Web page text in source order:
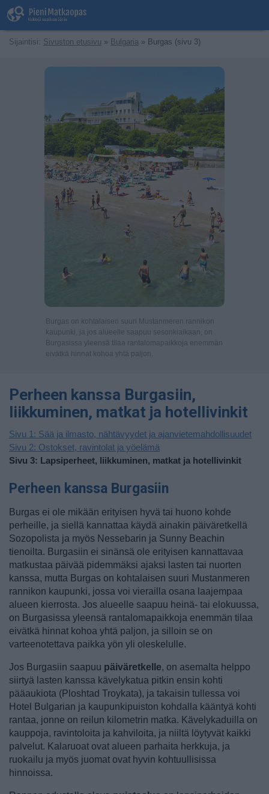
Sijaintisi: Sivuston etusivu » Bulgaria » Burgas (sivu 3)
Burgas on kohtalaisen suuri Mustanmeren rannikon
kaupunki, ja jos alueelle saapuu sesonkiaikaan, on
Burgasissa yleensä tilaa rantalomapaikkoja enemmän
eivätkä hinnat kohoa yhtä paljon.
Perheen kanssa Burgasiin,
liikkuminen, matkat ja hotellivinkit
Sivu 1: Sää ja ilmasto, nähtävyydet ja ajanvietemahdollisuudet
Sivu 2: Ostokset, ravintolat ja yöelämä
Sivu 3: Lapsiperheet, liikkuminen, matkat ja hotellivinkit
Perheen kanssa Burgasiin
Burgas ei ole mikään erityisen hyvä tai huono kohde
perheille, ja siellä kannattaa käydä ainakin päiväretkellä
Sozopolista ja myös Nessebarin ja Sunny Beachin
tienoilta. Burgasiin ei sinänsä ole erityisen kannattavaa
matkustaa päivää pidemmäksi ajaksi lasten tai nuorten
kanssa, mutta Burgas on kohtalaisen suuri Mustanmeren
rannikon kaupunki, jossa voi vierailla osana laajempaa
alueen kierrosta. Jos alueelle saapuu heinä- tai elokuussa,
on Burgasissa yleensä rantalomapaikkoja enemmän tilaa
eivätkä hinnat kohoa yhtä paljon, ja silloin se on
varteenotettava paikka yön yli oleskelulle.
Jos Burgasiin saapuu päiväretkelle, on asemalta helppo
siirtyä lasten kanssa kävelykatua pitkin ensin kohti
pääaukiota (Ploshtad Troykata), ja takaisin tullessa voi
Hotel Bulgarian ja kaupunkipuiston kohdalla kääntyä kohti
rantaa, jonne on reilun kilometrin matka. Kävelykaduilla on
kauppoja, ravintoloita ja kahviloita, ja niiltä löytyvät kaikki
palvelut. Kalaruoat ovat alueen parhaita herkkuja, ja
ruokailu ja myös juomat ovat hyvin kohtuullisissa
hinnoissa.